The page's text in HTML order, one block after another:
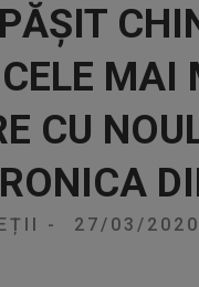
MAI
CU
- 27/03/2020